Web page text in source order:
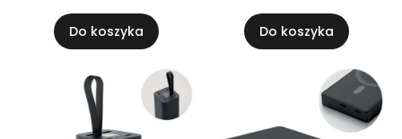
Do koszyka Do koszyka